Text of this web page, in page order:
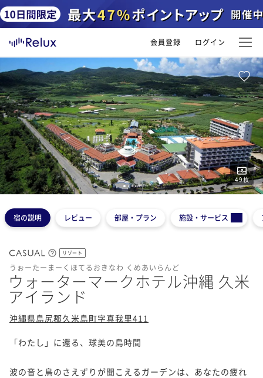
会員登録 ログイン
49枚
12345
宿の説明 レビュー 部屋・プラン 施設・サービス
リゾート
うぉーたーまーくほてるおきなわ くめあいらんど
ウォーターマークホテル沖縄 久米
アイランド
沖縄県島尻郡久米島町字真我里411
「わたし」に還る、球美の島時間
波の音と鳥のさえずりが聞こえるガーデンは、あなたの疲れ